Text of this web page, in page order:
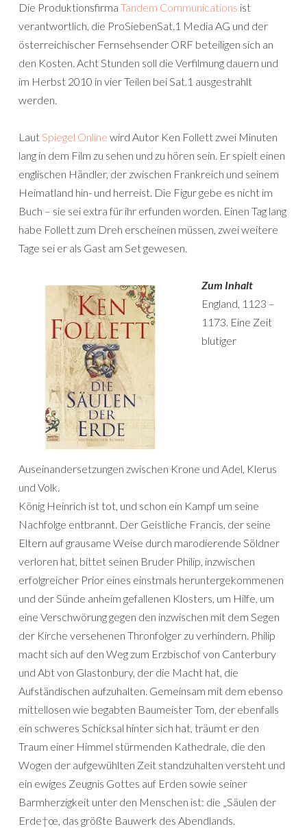
Die Produktionsfirma Tandem Communications ist
verantwortlich, die ProSiebenSat.1 Media AG und der
österreichischer Fernsehsender ORF beteiligen sich an
den Kosten. Acht Stunden soll die Verfilmung dauern und
im Herbst 2010 in vier Teilen bei Sat.1 ausgestrahlt
werden.
LautSpiegel Online wird Autor Ken Follett zwei Minuten
lang in dem Film zu sehen und zu hören sein. Er spielt einen
englischen Händler, der zwischen Frankreich und seinem
Heimatland hin- und herreist. Die Figur gebe es nicht im
Buch – sie sei extra für ihr erfunden worden. Einen Tag lang
habe Follett zum Dreh erscheinen müssen, zwei weitere
Tage sei er als Gast am Set gewesen.
Zum Inhalt
England, 1123 –
1173. Eine Zeit
blutiger
Auseinandersetzungen zwischen Krone und Adel, Klerus
und Volk.
König Heinrich ist tot, und schon ein Kampf um seine
Nachfolge entbrannt. Der Geistliche Francis, der seine
Eltern auf grausame Weise durch marodierende Söldner
verloren hat, bittet seinen Bruder Philip, inzwischen
erfolgreicher Prior eines einstmals heruntergekommenen
und der Sünde anheim gefallenen Klosters, um Hilfe, um
eine Verschwörung gegen den inzwischen mit dem Segen
der Kirche versehenen Thronfolger zu verhindern. Philip
macht sich auf den Weg zum Erzbischof von Canterbury
und Abt von Glastonbury, der die Macht hat, die
Aufständischen aufzuhalten. Gemeinsam mit dem ebenso
mittellosen wie begabten Baumeister Tom, der ebenfalls
ein schweres Schicksal hinter sich hat, träumt er den
Traum einer Himmel stürmenden Kathedrale, die den
Wogen der aufgewühlten Zeit standzuhalten versteht und
ein ewiges Zeugnis Gottes auf Erden sowie seiner
Barmherzigkeit unter den Menschen ist: die „Säulen der
Erde†œ, das größte Bauwerk des Abendlands.